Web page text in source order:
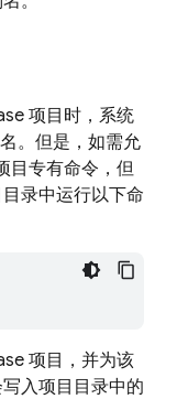
项目时，系统
。但是，如需允
目专有命令，但
录中运行以下命
项目，并为该
入项目目录中的